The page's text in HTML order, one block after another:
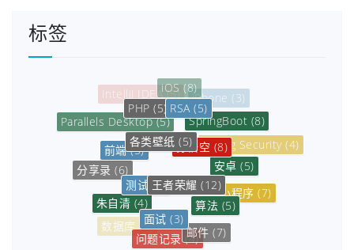
标签
Parallels Desktop(5)
PHP(5)RSA(5)
SpringBoot(8)
Spring Security(4)
分享录(6)
前端(5)
各类壁纸 (5)
孙悟空(8)
安卓(5)
小程序(7)
微信小程序
排位(11)
数据库 (6)
朱自清(4)
测试
(12)
算法(5)
邮件(7)
问题记录(4)
面试